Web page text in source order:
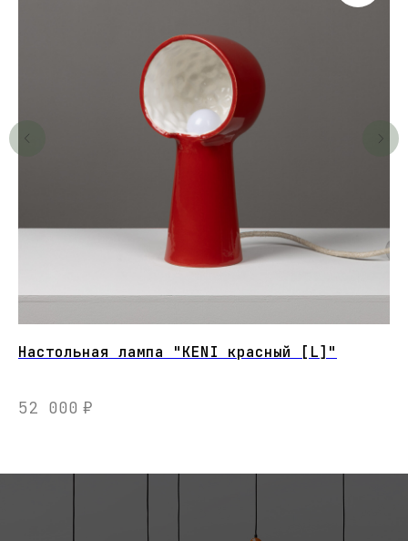
Настольная лампа "KENI красный [L]"
52 000 ₽